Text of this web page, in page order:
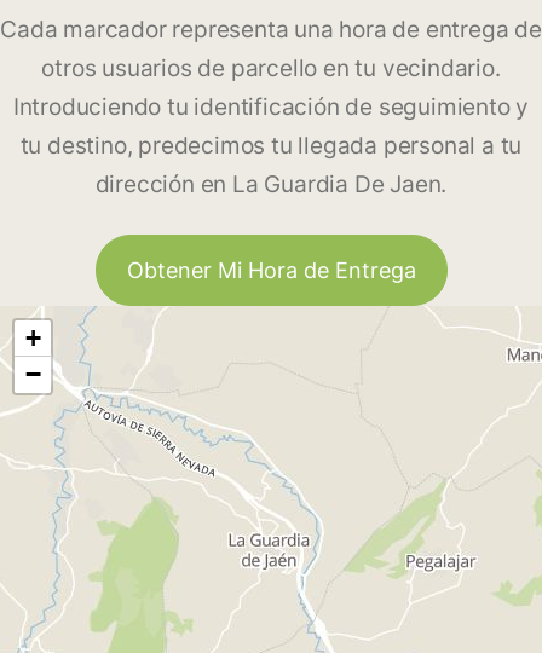
Cada marcador representa una hora de entrega de
otros usuarios de parcello en tu vecindario.
Introduciendo tu identificación de seguimiento y
tu destino, predecimos tu llegada personal a tu
dirección en La Guardia De Jaen.
Obtener Mi Hora de Entrega
+
−